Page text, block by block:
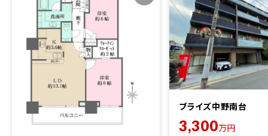
ブライズ中野南台
3,300万円